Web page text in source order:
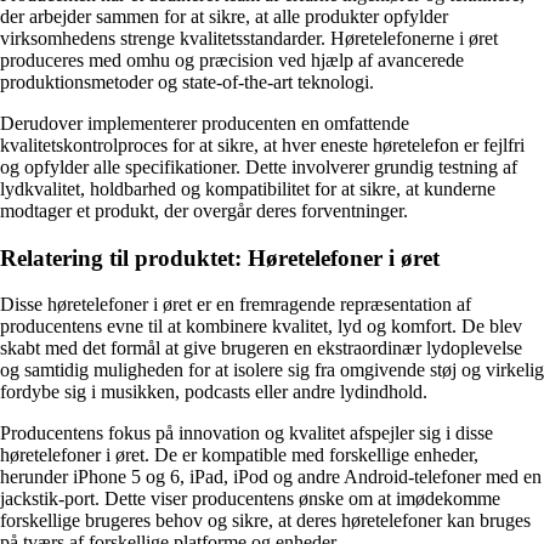
der arbejder sammen for at sikre, at alle produkter opfylder
virksomhedens strenge kvalitetsstandarder. Høretelefonerne i øret
produceres med omhu og præcision ved hjælp af avancerede
produktionsmetoder og state-of-the-art teknologi.
Derudover implementerer producenten en omfattende
kvalitetskontrolproces for at sikre, at hver eneste høretelefon er fejlfri
og opfylder alle specifikationer. Dette involverer grundig testning af
lydkvalitet, holdbarhed og kompatibilitet for at sikre, at kunderne
modtager et produkt, der overgår deres forventninger.
Relatering til produktet: Høretelefoner i øret
Disse høretelefoner i øret er en fremragende repræsentation af
producentens evne til at kombinere kvalitet, lyd og komfort. De blev
skabt med det formål at give brugeren en ekstraordinær lydoplevelse
og samtidig muligheden for at isolere sig fra omgivende støj og virkelig
fordybe sig i musikken, podcasts eller andre lydindhold.
Producentens fokus på innovation og kvalitet afspejler sig i disse
høretelefoner i øret. De er kompatible med forskellige enheder,
herunder iPhone 5 og 6, iPad, iPod og andre Android-telefoner med en
jackstik-port. Dette viser producentens ønske om at imødekomme
forskellige brugeres behov og sikre, at deres høretelefoner kan bruges